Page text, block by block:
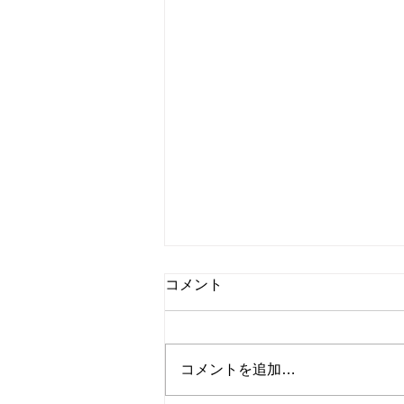
第13回市民公開セミナー(新
si=vbdHEbaGz7119v-7
コメント
コメントを追加…